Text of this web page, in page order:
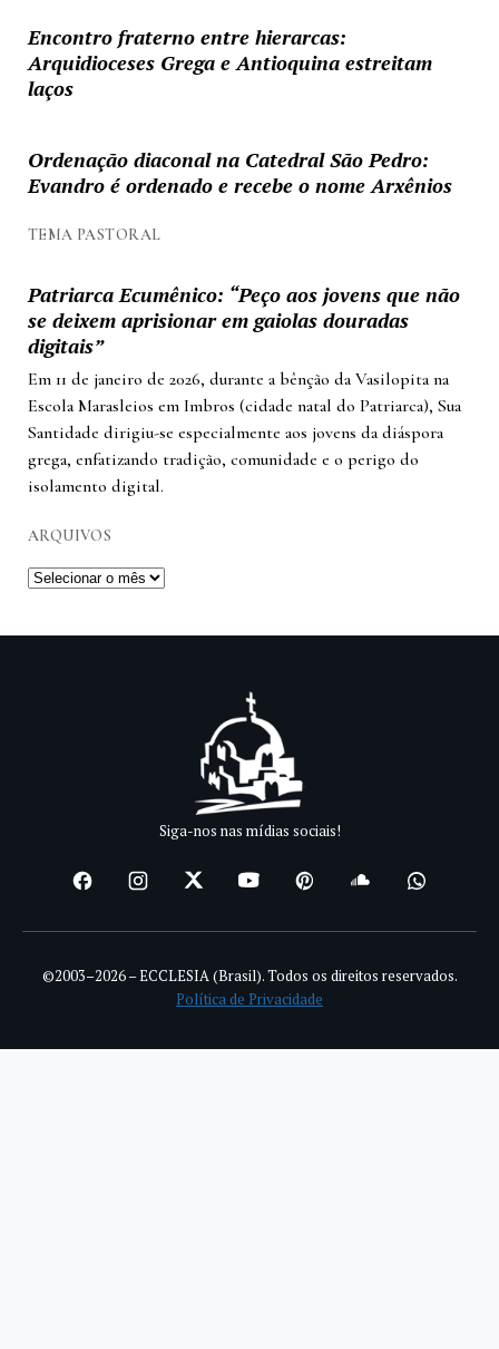
Encontro fraterno entre hierarcas:
Arquidioceses Grega e Antioquina estreitam
laços
Ordenação diaconal na Catedral São Pedro:
Evandro é ordenado e recebe o nome Arxênios
TEMA PASTORAL
Patriarca Ecumênico: “Peço aos jovens que não
se deixem aprisionar em gaiolas douradas
digitais”
Em 11 de janeiro de 2026, durante a bênção da Vasilopita na
Escola Marasleios em Imbros (cidade natal do Patriarca), Sua
Santidade dirigiu-se especialmente aos jovens da diáspora
grega, enfatizando tradição, comunidade e o perigo do
isolamento digital.
ARQUIVOS
Siga-nos nas mídias sociais!
©2003–2026 – ECCLESIA (Brasil). Todos os direitos reservados.
Política de Privacidade